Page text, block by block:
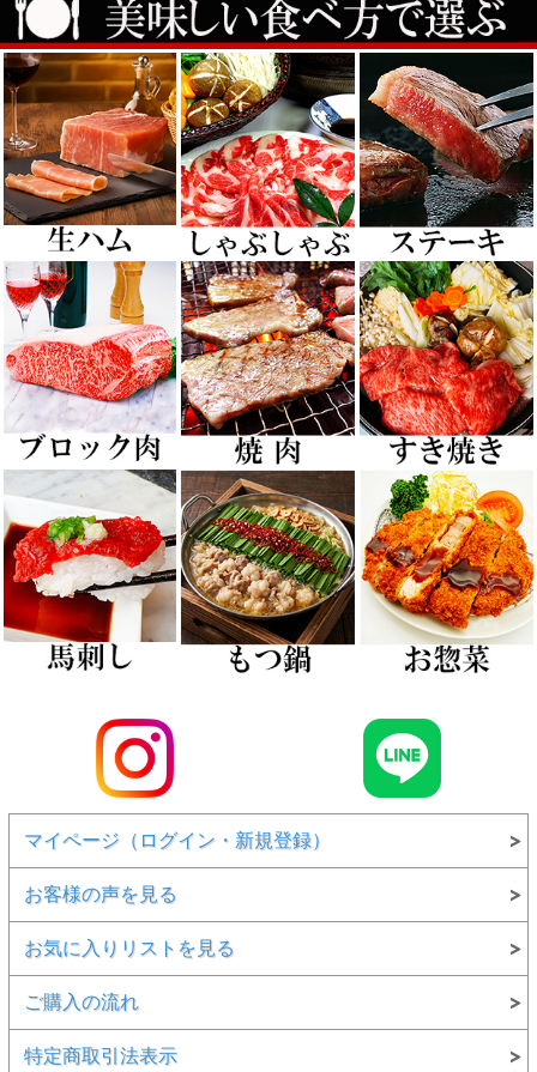
マイページ（ログイン・新規登録）
お客様の声を見る
お気に入りリストを見る
ご購入の流れ
特定商取引法表示